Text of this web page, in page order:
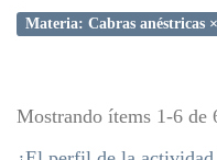
Materia: Cabras anéstricas ×
Mostrando ítems 1-6 de